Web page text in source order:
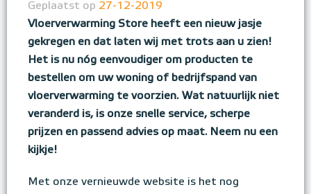
Geplaatst op 27-12-2019
Vloerverwarming Store heeft een nieuw jasje
gekregen en dat laten wij met trots aan u zien!
Het is nu nóg eenvoudiger om producten te
bestellen om uw woning of bedrijfspand van
vloerverwarming te voorzien. Wat natuurlijk niet
veranderd is, is onze snelle service, scherpe
prijzen en passend advies op maat. Neem nu een
kijkje!
Met onze vernieuwde website is het nog